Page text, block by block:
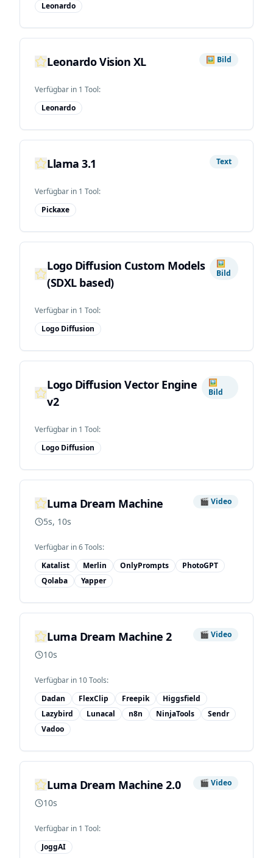
Leonardo
Leonardo Vision XL 🖼️ Bild
Verfügbar in 1 Tool:
Leonardo
Llama 3.1 Text
Verfügbar in 1 Tool:
Pickaxe
Logo Diffusion Custom Models
(SDXL based)
🖼️
Bild
Verfügbar in 1 Tool:
Logo Diffusion
Logo Diffusion Vector Engine
v2
🖼️
Bild
Verfügbar in 1 Tool:
Logo Diffusion
Luma Dream Machine 🎬 Video
5s, 10s
Verfügbar in6Tools:
Katalist
Merlin OnlyPrompts
PhotoGPT
Qolaba
Yapper
Luma Dream Machine 2 🎬 Video
10s
Verfügbar in 10Tools:
Dadan
FlexClip Freepik
Higgsfield
Lazybird
Lunacal n8n NinjaTools
Sendr
Vadoo
Luma Dream Machine 2.0 🎬 Video
10s
Verfügbar in 1 Tool:
JoggAI